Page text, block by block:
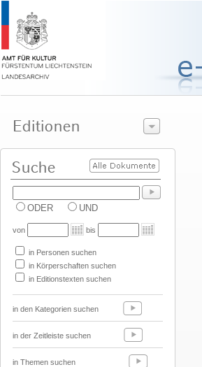
ODER UND
von bis
in Personen suchen
in Körperschaften suchen
in Editionstexten suchen
in den Kategorien suchen
in der Zeitleiste suchen
in Themen suchen